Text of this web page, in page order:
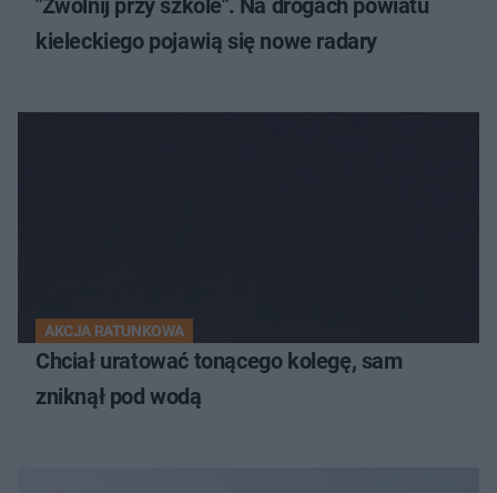
kieleckiego pojawią się nowe radary
AKCJA RATUNKOWA
Chciał uratować tonącego kolegę, sam
zniknął pod wodą